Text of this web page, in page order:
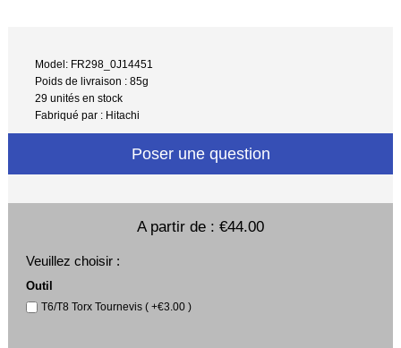
Model: FR298_0J14451
Poids de livraison : 85g
29 unités en stock
Fabriqué par : Hitachi
Poser une question
A partir de : €44.00
Veuillez choisir :
Outil
T6/T8 Torx Tournevis ( +€3.00 )